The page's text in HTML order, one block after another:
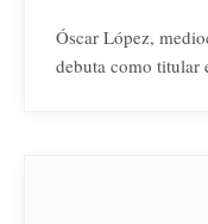
Óscar López,
debuta como titular